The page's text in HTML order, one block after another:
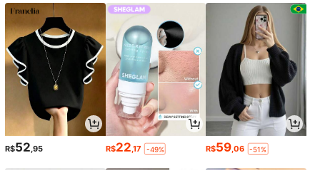
R$52 ,95 R$22 ,17 -49% R$59 ,06 -51%